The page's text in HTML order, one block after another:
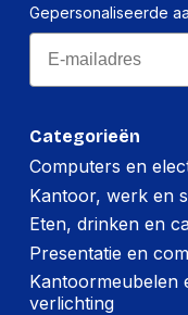
Hoeveelheid:
Hoogte:
Lengte:
Gewicht:
Categorieën
Computers en
Kantoor, werk en
Eten, drinken en
Presentatie en
Kantoormeubelen
verlichting
Gepersonaliseerde
Email